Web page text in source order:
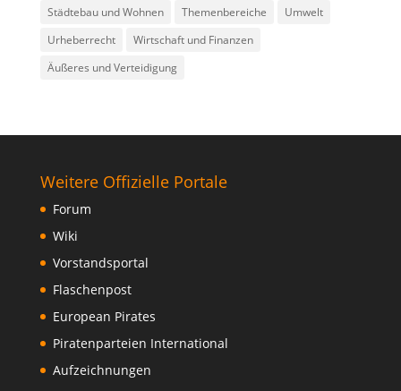
Städtebau und Wohnen
Themenbereiche
Umwelt
Urheberrecht
Wirtschaft und Finanzen
Äußeres und Verteidigung
Weitere Offizielle Portale
Forum
Wiki
Vorstandsportal
Flaschenpost
European Pirates
Piratenparteien International
Aufzeichnungen